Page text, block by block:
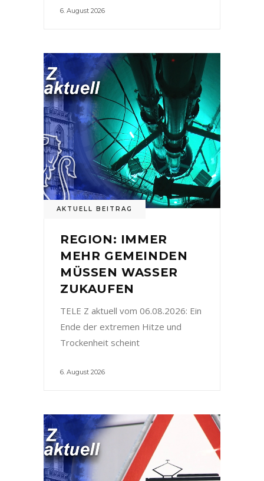
6. August 2026
AKTUELL BEITRAG
REGION: IMMER
MEHR GEMEINDEN
MÜSSEN WASSER
ZUKAUFEN
TELE Z aktuell vom 06.08.2026: Ein
Ende der extremen Hitze und
Trockenheit scheint
6. August 2026